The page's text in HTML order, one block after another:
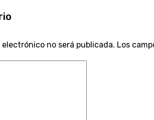
no será publicada. Los